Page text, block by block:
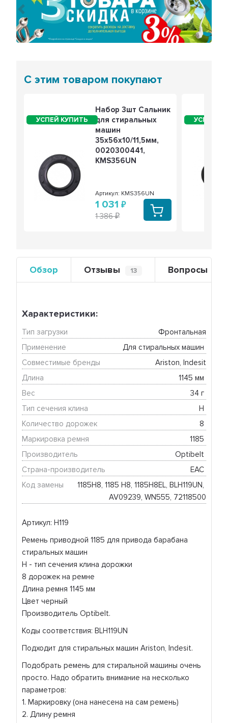
Предыдущий
С этим товаром покупают
Набор 3шт Сальник
для стиральных
машин
35x56x10/11,5мм,
0020300441,
KMS356UN
Артикул: KMS356UN
1 031
1 386
Обзор Отзывы 13 Вопросы
Артикул: H119
Ремень приводной 1185 для привода барабана
стиральных машин
Н - тип сечения клина дорожки
8 дорожек на ремне
Длина ремня 1145 мм
Цвет черный
Производитель Optibelt.
Коды соответствия: BLH119UN
Подходит для стиральных машин Ariston, Indesit.
Подобрать ремень для стиральной машины очень
просто. Надо обратить внимание на несколько
параметров:
1. Маркировку (она нанесена на сам ремень)
2. Длину ремня
Характеристики:
Тип загрузки
Фронтальная
Применение
Для стиральных машин
Совместимые бренды
Ariston, Indesit
Длина
1145 мм
Вес
34 г
Тип сечения клина
H
Количество дорожек
8
Маркировка ремня
1185
Производитель
Optibelt
Страна-производитель
EAC
Код замены
1185H8, 1185 H8, 1185H8EL, BLH119UN,
AV09239, WN555, 72118500